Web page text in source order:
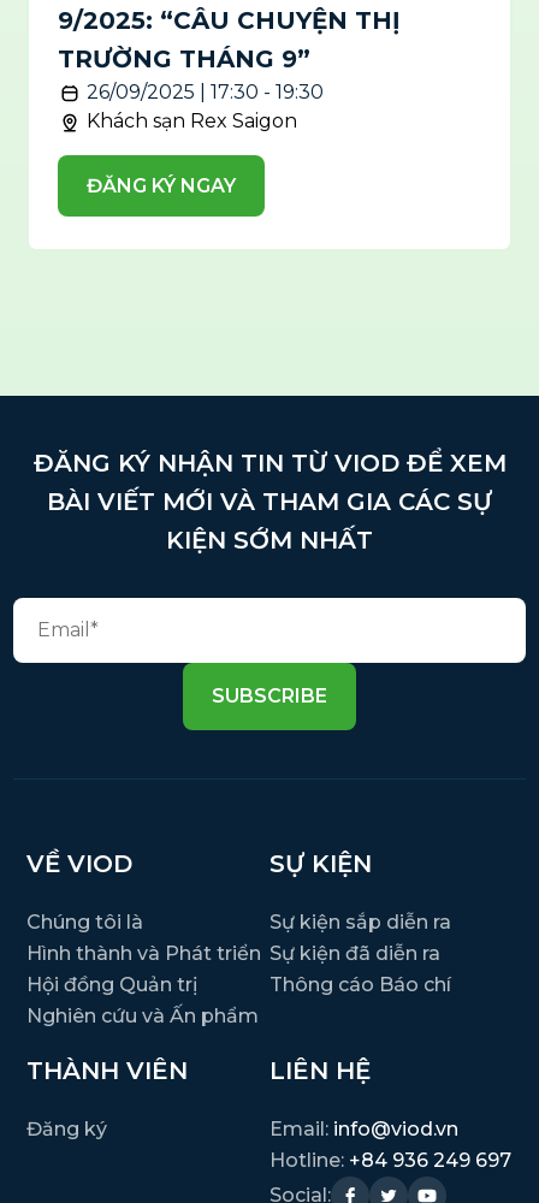
9/2025: “CÂU CHUYỆN THỊ
TRƯỜNG THÁNG 9”
26/09/2025 | 17:30 - 19:30
Khách sạn Rex Saigon
ĐĂNG KÝ NGAY
ĐĂNG KÝ NHẬN TIN TỪ VIOD ĐỂ XEM
BÀI VIẾT MỚI VÀ THAM GIA CÁC SỰ
KIỆN SỚM NHẤT
SUBSCRIBE
VỀ VIOD
Chúng tôi là
Hình thành và Phát triển
Hội đồng Quản trị
Nghiên cứu và Ấn phẩm
SỰ KIỆN
Sự kiện sắp diễn ra
Sự kiện đã diễn ra
Thông cáo Báo chí
THÀNH VIÊN
Đăng ký
LIÊN HỆ
Email: info@viod.vn
Hotline: +84 936 249 697
Social: